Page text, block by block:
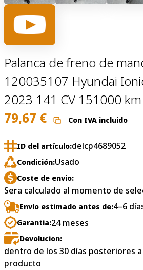
Palanca de freno de
120035107 Hyundai
2023 141 CV 151000 km
79,67 € Con IVA incluido
ID del artículo:delcp4689052
Condición:Usado
Coste de envio:
Sera calculado al momento de
Envío estimado antes de:4–6
Garantia:24 meses
Devolucion:
dentro de los 30 días posteriores
producto